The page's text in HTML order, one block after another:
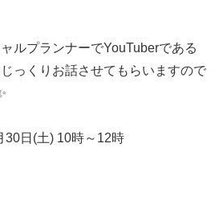
ルプランナーでYouTuberである
っくりお話させてもらいますので
30日(土) 10時～12時